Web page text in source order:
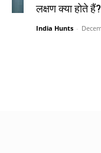
लक्षण क्या होते
India Hunts -